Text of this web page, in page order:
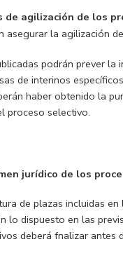
de agilización de los
asegurar la agilización
podrán prever la
de interinos
haber obtenido la
proceso selectivo.
jurídico de los
de plazas incluidas
lo dispuesto en las
deberá fnalizar antes